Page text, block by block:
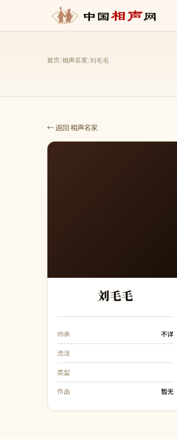
首页/相声名家/刘毛毛
← 返回 相声名家
刘毛毛
师承 不详
流派
类型
作品 暂无